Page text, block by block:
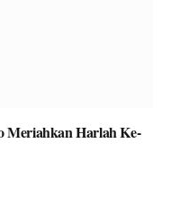
Meriahkan Harlah Ke-